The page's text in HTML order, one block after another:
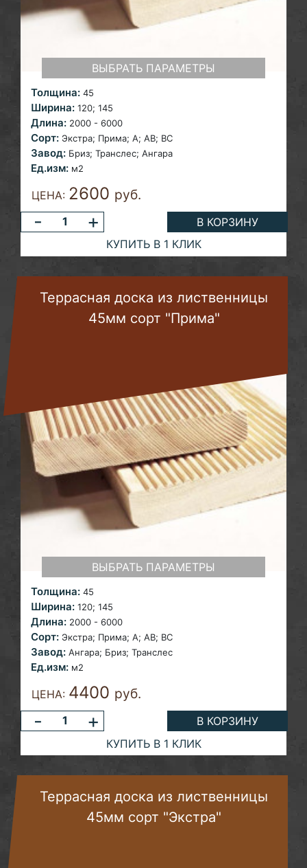
ВЫБРАТЬ ПАРАМЕТРЫ
Толщина: 45
Ширина: 120; 145
Длина: 2000 - 6000
Сорт: Экстра; Прима; A; AB; ВС
Завод: Бриз; Транслес; Ангара
Ед.изм: м2
ЦЕНА: 2600 руб.
- +
В КОРЗИНУ
КУПИТЬ В 1 КЛИК
Террасная доска из лиственницы
45мм сорт "Прима"
ВЫБРАТЬ ПАРАМЕТРЫ
Толщина: 45
Ширина: 120; 145
Длина: 2000 - 6000
Сорт: Экстра; Прима; A; AB; ВС
Завод: Ангара; Бриз; Транслес
Ед.изм: м2
ЦЕНА: 4400 руб.
- +
В КОРЗИНУ
КУПИТЬ В 1 КЛИК
Террасная доска из лиственницы
45мм сорт "Экстра"